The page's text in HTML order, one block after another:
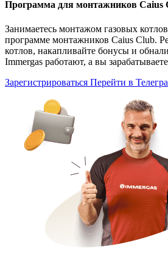
Программа для монтажников Caius
Занимаетесь монтажом газовых
программе монтажников Caius Club.
котлов, накапливайте бонусы и
Immergas работают, а вы
Зарегистрироваться Перейти в